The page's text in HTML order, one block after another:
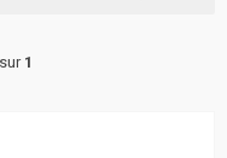
sur 1